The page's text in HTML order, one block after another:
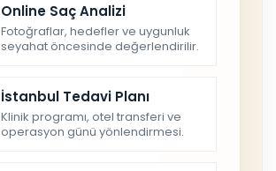
Online Saç Analizi
Fotoğraflar, hedefler ve uygunluk
seyahat öncesinde değerlendirilir.
İstanbul Tedavi Planı
Klinik programı, otel transferi ve
operasyon günü yönlendirmesi.